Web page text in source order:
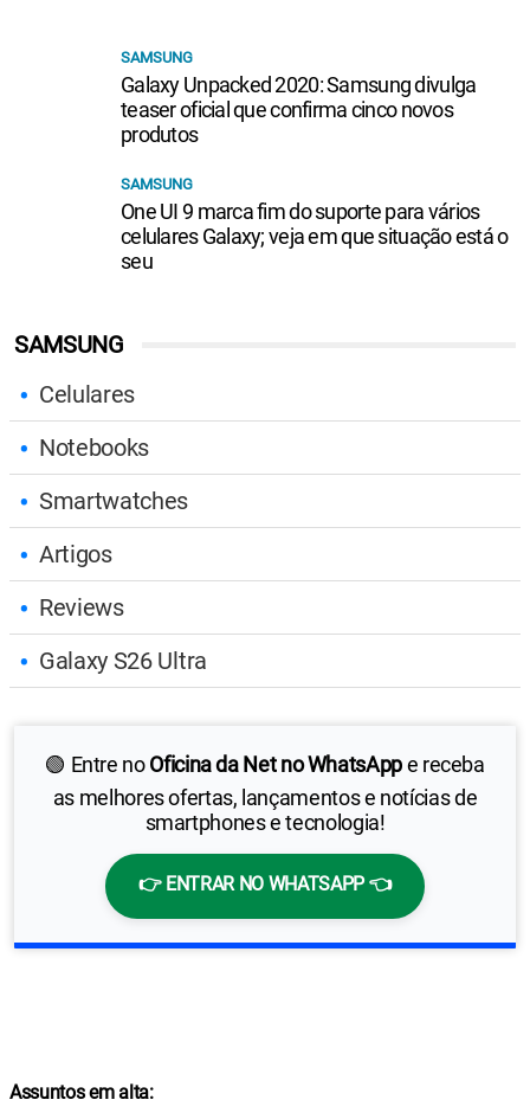
SAMSUNG
Celulares
Notebooks
Smartwatches
Artigos
Reviews
Galaxy S26 Ultra
🟢 Entre noOficina da Net no WhatsAppe receba
as melhores ofertas, lançamentos e notícias de
smartphones e tecnologia!
👉 ENTRAR NO WHATSAPP 👈
SAMSUNG
Galaxy Unpacked 2020: Samsung divulga
teaser oficial que confirma cinco novos
produtos
SAMSUNG
One UI 9 marca fim do suporte para vários
celulares Galaxy; veja em que situação está o
seu
Assuntos em alta: